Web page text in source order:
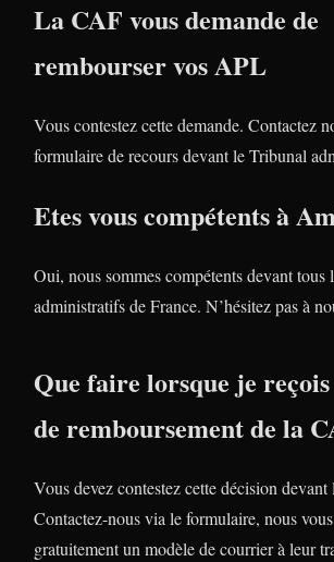
La CAF vous demande de
rembourser vos APL
Vous contestez cette demande. Contactez
formulaire de recours devant le Tribunal
Etes vous compétents à
Oui, nous sommes compétents devant tous
administratifs de France. N’hésitez pas à
Que faire lorsque je
de remboursement de la
Vous devez contestez cette décision
Contactez-nous via le formulaire, nous
gratuitement un modèle de courrier à leur